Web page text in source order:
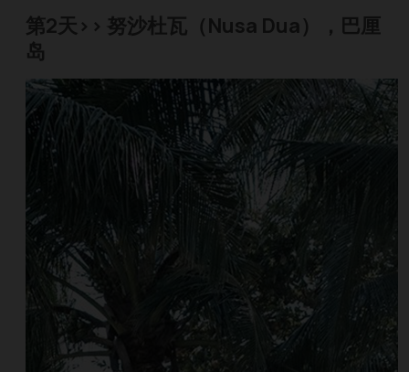
第2天>> 努沙杜瓦（Nusa Dua），巴厘
岛